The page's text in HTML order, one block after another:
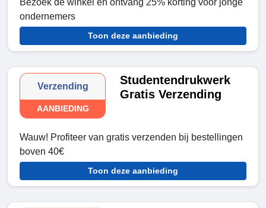
Bezoek de winkel en ontvang 25% korting voor jonge
ondernemers
Toon deze aanbieding
Verzending
AANBIEDING
Studentendrukwerk
Gratis Verzending
Wauw! Profiteer van gratis verzenden bij bestellingen
boven 40€
Toon deze aanbieding